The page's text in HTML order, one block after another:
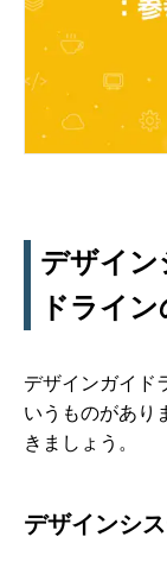
デザイン
ドライ
デザインガイド
いうものがあり
きましょう。
デザインシ